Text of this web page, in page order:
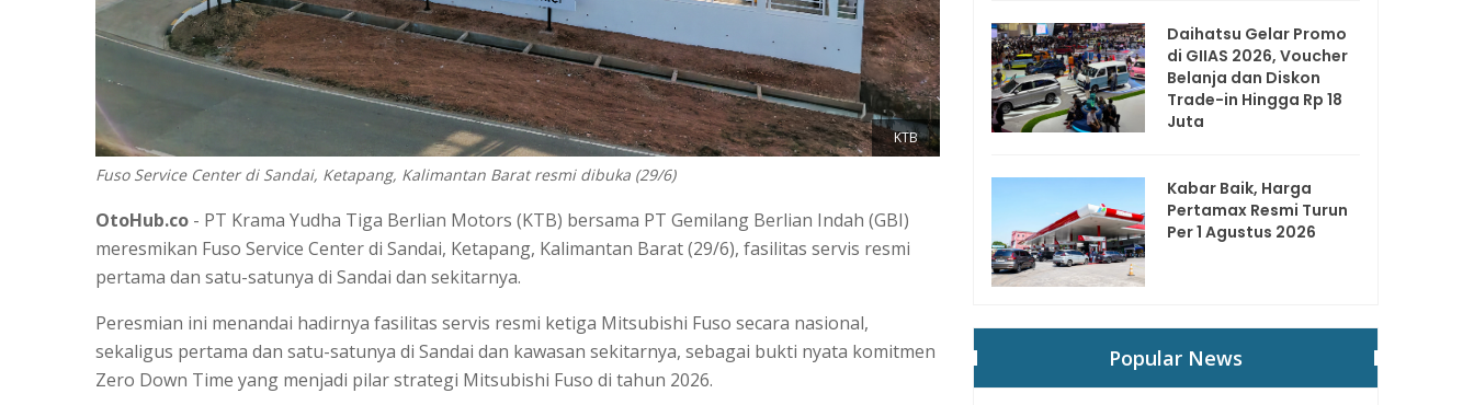
KTB
Fuso Service Center di Sandai, Ketapang, Kalimantan Barat resmi dibuka (29/6)
OtoHub.co - PT Krama Yudha Tiga Berlian Motors (KTB) bersama PT Gemilang Berlian Indah (GBI)
meresmikan Fuso Service Center di Sandai, Ketapang, Kalimantan Barat (29/6), fasilitas servis resmi
pertama dan satu-satunya di Sandai dan sekitarnya.
Peresmian ini menandai hadirnya fasilitas servis resmi ketiga Mitsubishi Fuso secara nasional,
sekaligus pertama dan satu-satunya di Sandai dan kawasan sekitarnya, sebagai bukti nyata komitmen
Zero Down Time yang menjadi pilar strategi Mitsubishi Fuso di tahun 2026.
Daihatsu Gelar Promo
di GIIAS 2026, Voucher
Belanja dan Diskon
Trade-in Hingga Rp 18
Juta
Kabar Baik, Harga
Pertamax Resmi Turun
Per 1 Agustus 2026
Popular News